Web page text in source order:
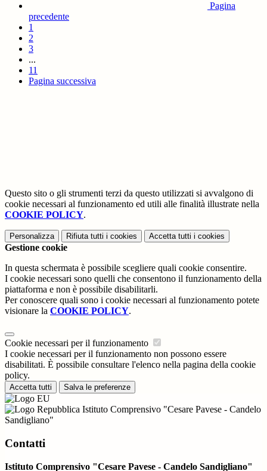
Pagina
precedente
1
2
3
...
11
Pagina successiva
Questo sito o gli strumenti terzi da questo utilizzati si avvalgono di
cookie necessari al funzionamento ed utili alle finalità illustrate nella
COOKIE POLICY.
Personalizza Rifiuta tutti i cookies Accetta tutti i cookies
Gestione cookie
In questa schermata è possibile scegliere quali cookie consentire.
I cookie necessari sono quelli che consentono il funzionamento della
piattaforma e non è possibile disabilitarli.
Per conoscere quali sono i cookie necessari al funzionamento potete
visionare la COOKIE POLICY.
Cookie necessari per il funzionamento
I cookie necessari per il funzionamento non possono essere
disabilitati. È possibile consultare l'elenco nella pagina della cookie
policy.
Accetta tutti Salva le preferenze
Istituto Comprensivo "Cesare Pavese - Candelo
Sandigliano"
Contatti
Istituto Comprensivo "Cesare Pavese - Candelo Sandigliano"